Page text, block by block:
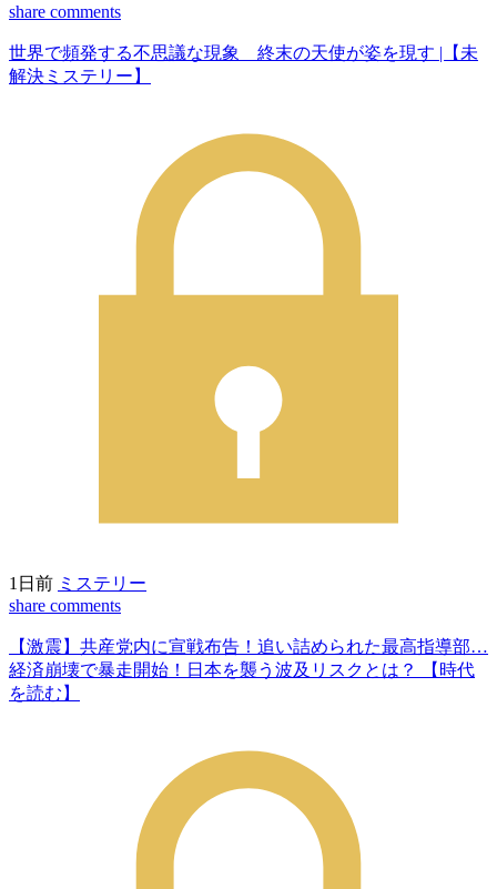
share comments
世界で頻発する不思議な現象 終末の天使が姿を現す |【未
解決ミステリー】
1日前 ミステリー
share comments
【激震】共産党内に宣戦布告！追い詰められた最高指導部…
経済崩壊で暴走開始！日本を襲う波及リスクとは？ 【時代
を読む】